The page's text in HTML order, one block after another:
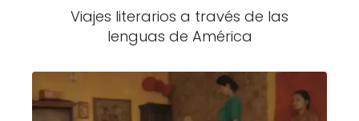
Viajes literarios a través de las
lenguas de América